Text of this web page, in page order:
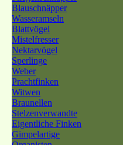
Blauschnäpper
Wasseramseln
Blattvögel
Mistelfresser
Nektarvögel
Sperlinge
Weber
Prachtfinken
Witwen
Braunellen
Stelzenverwandte
Eigentliche Finken
Gimpelartige